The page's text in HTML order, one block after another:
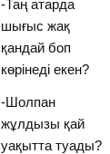
-Таң атарда
шығыс жақ
қандай боп
көрінеді екен?
-Шолпан
жұлдызы қай
уақытта туады?